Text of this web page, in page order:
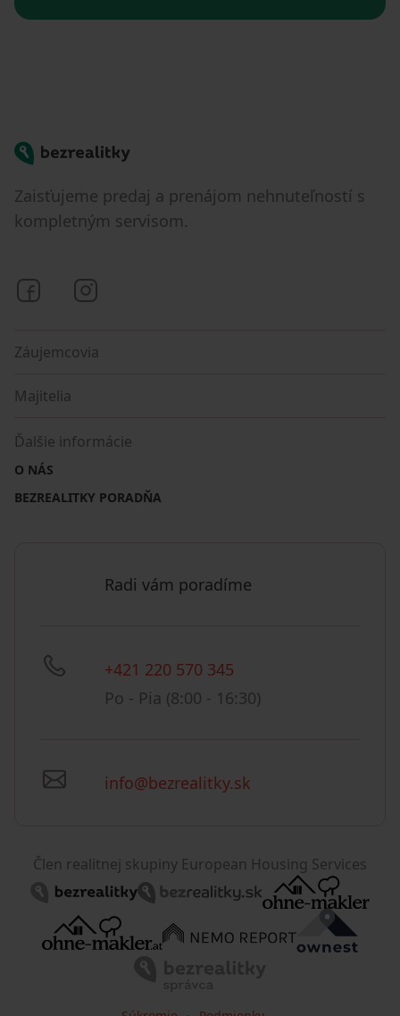
Bezrealitky
Zaisťujeme predaj a prenájom nehnuteľností s
kompletným servisom.
Bezrealitky na Facebooku
Záujemcovia
Majitelia
Ďalšie informácie
O NÁS
BEZREALITKY PORADŇA
Radi vám poradíme
+421 220 570 345
Po - Pia (8:00 - 16:30)
info@bezrealitky.sk
Člen realitnej skupiny European Housing Services